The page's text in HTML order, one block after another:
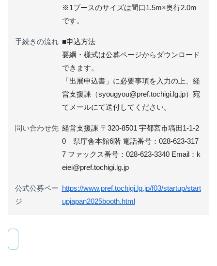
※1ブースのサイズは間口1.5m×奥行2.0m
です。
手続きの流れ ■申込方法
要綱・様式は公募ページからダウンロード
できます。
「出展申込書」に必要事項を入力の上、経
営支援課（syougyou@pref.tochigi.lg.jp）宛
てメールにて送付してください。
問い合わせ先 経営支援課 〒320-8501 宇都宮市塙田1-1-2
0 県庁舎本館6階 電話番号：028-623-317
7 ファックス番号：028-623-3340 Email：k
eiei@pref.tochigi.lg.jp
公式公募ペー
ジ
https://www.pref.tochigi.lg.jp/f03/startup/start
upjapan2025booth.html